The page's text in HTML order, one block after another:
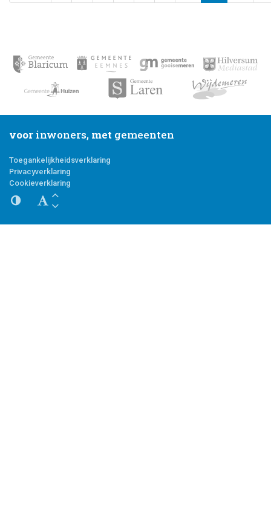
voor inwoners, met gemeenten
Toegankelijkheidsverklaring
Privacyverklaring
Cookieverklaring